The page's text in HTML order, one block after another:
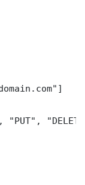
"PUT",